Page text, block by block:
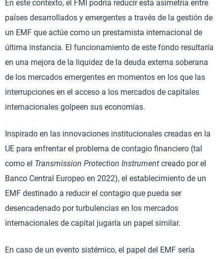
En este contexto, el FMI podría reducir esta asimetría entre
países desarrollados y emergentes a través de la gestión de
un EMF que actúe como un prestamista internacional de
última instancia. El funcionamiento de este fondo resultaría
en una mejora de la liquidez de la deuda externa soberana
de los mercados emergentes en momentos en los que las
interrupciones en el acceso a los mercados de capitales
internacionales golpeen sus economías.
Inspirado en las innovaciones institucionales creadas en la
UE para enfrentar el problema de contagio financiero (tal
como el Transmission Protection Instrument creado por el
Banco Central Europeo en 2022), el establecimiento de un
EMF destinado a reducir el contagio que pueda ser
desencadenado por turbulencias en los mercados
internacionales de capital jugaría un papel similar.
En caso de un evento sistémico, el papel del EMF sería